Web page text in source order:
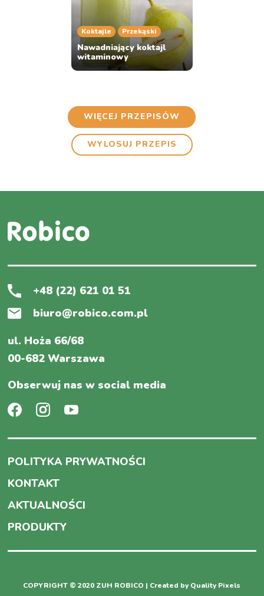
Koktajle Przekąski
Nawadniający koktajl
witaminowy
WIĘCEJ PRZEPISÓW
WYLOSUJ PRZEPIS
+48 (22) 621 01 51
biuro@robico.com.pl
ul. Hoża 66/68
00-682 Warszawa
Obserwuj nas w social media
POLITYKA PRYWATNOŚCI
KONTAKT
AKTUALNOŚCI
PRODUKTY
COPYRIGHT © 2020 ZUH ROBICO | Created by Quality Pixels